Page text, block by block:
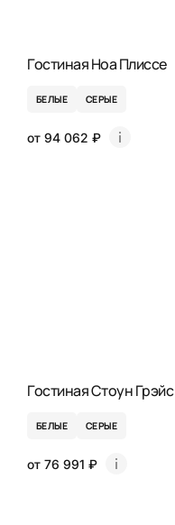
Гостиная Ноа Плиссе
БЕЛЫЕ СЕРЫЕ
от 94 062 ₽
Гостиная Стоун Грэйс
БЕЛЫЕ СЕРЫЕ
от 76 991 ₽